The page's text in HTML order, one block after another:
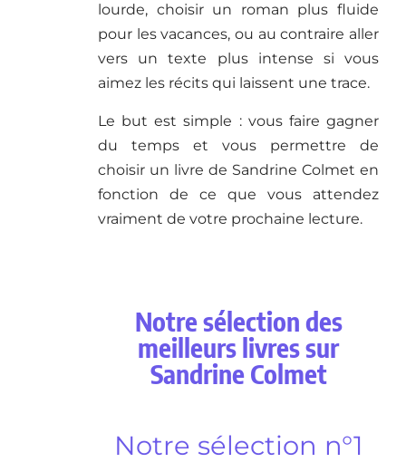
lourde, choisir un roman plus fluide
pour les vacances, ou au contraire aller
vers un texte plus intense si vous
aimez les récits qui laissent une trace.
Le but est simple : vous faire gagner
du temps et vous permettre de
choisir un livre de Sandrine Colmet en
fonction de ce que vous attendez
vraiment de votre prochaine lecture.
Notre sélection des
meilleurs livres sur
Sandrine Colmet
Notre sélection n°1